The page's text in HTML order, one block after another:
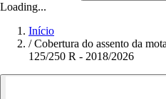
Loading...
Início
/ Cobertura do assento da
125/250 R - 2018/2026